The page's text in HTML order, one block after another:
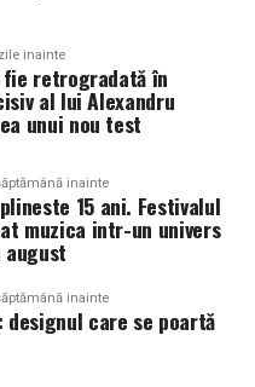
– format all-inclusive
287 000 / 0748 023
să fie o gazdă
din Maramureș,
cu capacitatea de
într-o amintire
si anvelopa,
ales. Fiecare
cu restul, pentru a
masinii. Profilul,
schimba complet felul
inspirata poate
oferi un look
poate strica
este bine realizat.
show-uri auto
inainte
fie retrogradată în
al lui Alexandru
unui nou test
inainte
15 ani. Festivalul
muzica intr-un univers
inainte
designul care se poartă